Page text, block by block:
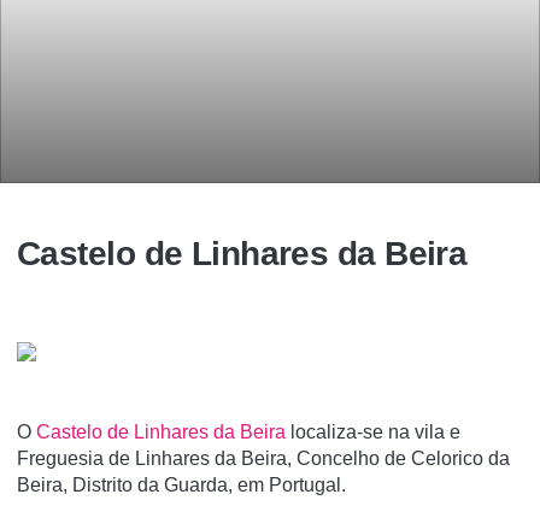
Castelo de Linhares da Beira
O Castelo de Linhares da Beira localiza-se na vila e
Freguesia de Linhares da Beira, Concelho de Celorico da
Beira, Distrito da Guarda, em Portugal.